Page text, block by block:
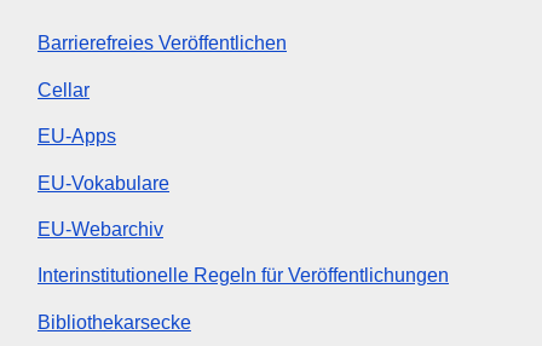
Barrierefreies Veröffentlichen
Cellar
EU-Apps
EU-Vokabulare
EU-Webarchiv
Interinstitutionelle Regeln für Veröffentlichungen
Bibliothekarsecke